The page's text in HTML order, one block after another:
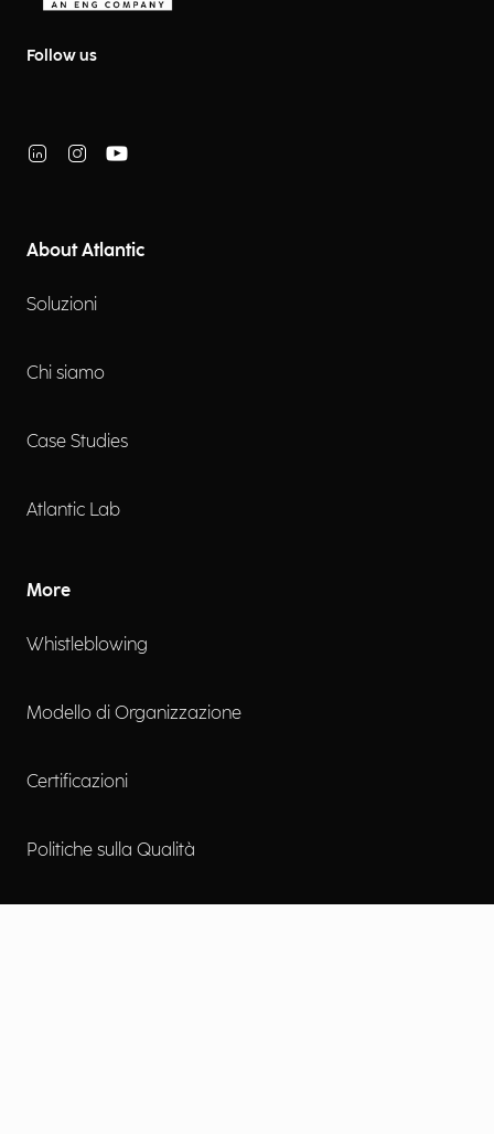
Follow us
About Atlantic
Soluzioni
Chi siamo
Case Studies
Atlantic Lab
More
Whistleblowing
Modello di Organizzazione
Certificazioni
Politiche sulla Qualità